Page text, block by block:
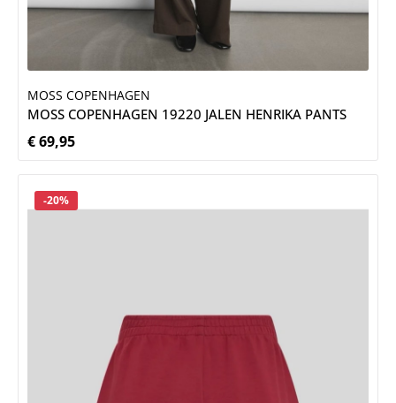
MOSS COPENHAGEN
MOSS COPENHAGEN 19220 JALEN HENRIKA PANTS
Normale prijs:
€ 69,95
Korting
-20%